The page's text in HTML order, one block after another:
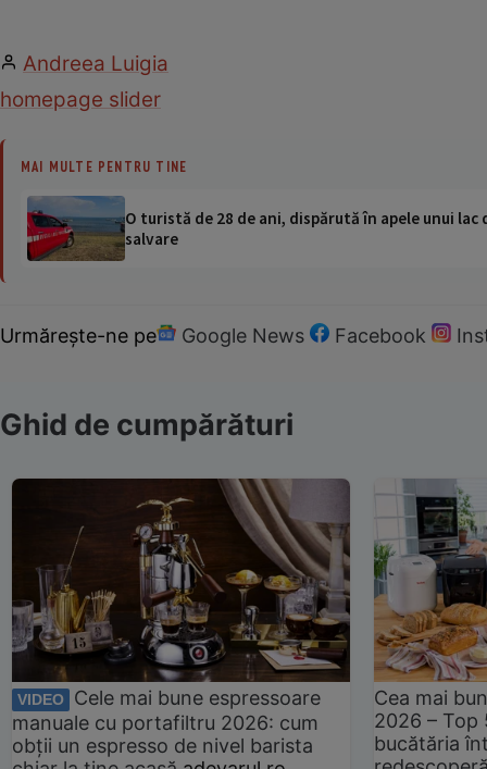
Andreea Luigia
homepage slider
MAI MULTE PENTRU TINE
O turistă de 28 de ani, dispărută în apele unui
salvare
Urmărește-ne pe Google News Facebook
Ghid de cumpărături
VIDEO
Cele mai bune espressoare
manuale cu portafiltru 2026: cum
obții un espresso de nivel barista
Cea mai
2026 –
bucătăria